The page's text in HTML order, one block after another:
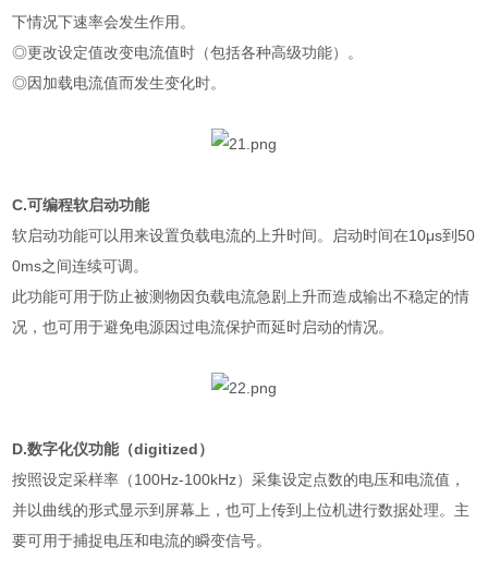
下情况下速率会发生作用。
◎更改设定值改变电流值时（包括各种高级功能）。
◎因加载电流值而发生变化时。
C.可编程软启动功能
软启动功能可以用来设置负载电流的上升时间。启动时间在10μs到50
0ms之间连续可调。
此功能可用于防止被测物因负载电流急剧上升而造成输出不稳定的情
况，也可用于避免电源因过电流保护而延时启动的情况。
D.数字化仪功能（digitized）
按照设定采样率（100Hz-100kHz）采集设定点数的电压和电流值，
并以曲线的形式显示到屏幕上，也可上传到上位机进行数据处理。主
要可用于捕捉电压和电流的瞬变信号。